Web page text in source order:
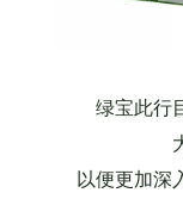
绿宝此行
以便更加深